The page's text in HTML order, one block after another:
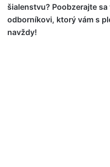
šialenstvu? Poobzerajte
odborníkovi, ktorý vám s
navždy!